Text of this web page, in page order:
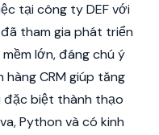
tại công ty DEF với
tham gia phát triển
lớn, đáng chú ý
CRM giúp tăng
đặc biệt thành thạo
Python và có kinh